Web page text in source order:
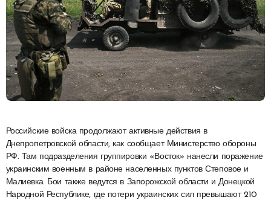
Российские войска продолжают активные действия в
Днепропетровской области, как сообщает Министерство обороны
РФ. Там подразделения группировки «Восток» нанесли поражение
украинским военным в районе населенных пунктов Степовое и
Малиевка. Бои также ведутся в Запорожской области и Донецкой
Народной Республике, где потери украинских сил превышают 210